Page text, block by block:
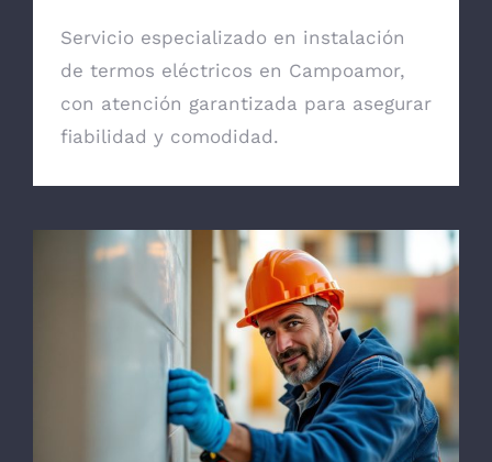
Servicio especializado en instalación
de termos eléctricos en Campoamor,
con atención garantizada para asegurar
fiabilidad y comodidad.
Fontanero Urgente para Comunidades en
Murcia